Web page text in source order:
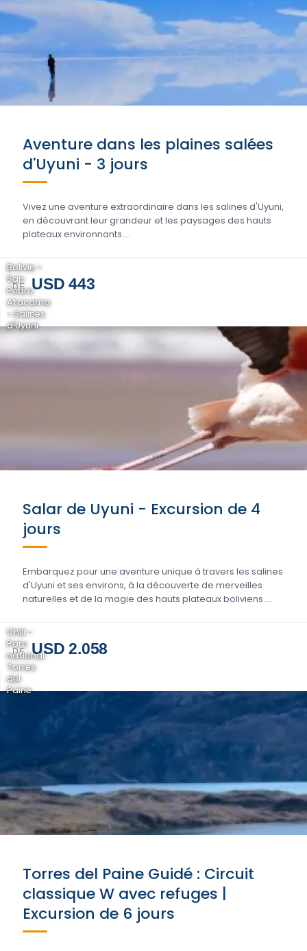
Aventure dans les plaines salées
d'Uyuni - 3 jours
Vivez une aventure extraordinaire dans les salines d'Uyuni,
en découvrant leur grandeur et les paysages des hauts
plateaux environnants....
DE USD 443
Bolivie -
San
Pedro
Atacama
- Salines
d'Uyuni
Salar de Uyuni - Excursion de 4
jours
Embarquez pour une aventure unique à travers les salines
d'Uyuni et ses environs, à la découverte de merveilles
naturelles et de la magie des hauts plateaux boliviens....
DE USD 2.058
Chili -
Parc
national
Torres
del
Paine
Torres del Paine Guidé : Circuit
classique W avec refuges |
Excursion de 6 jours